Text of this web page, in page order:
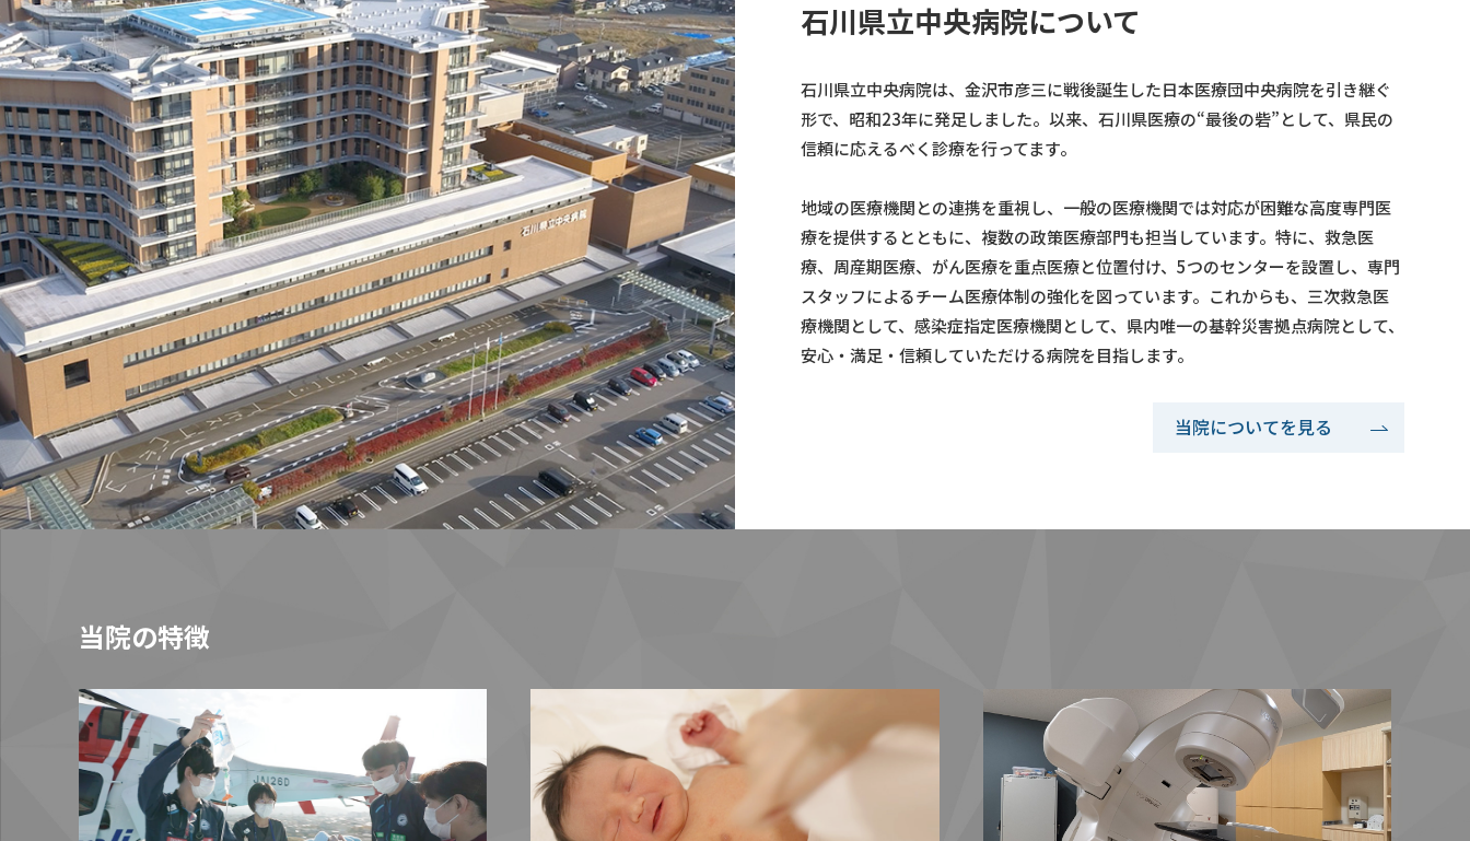
⽯川県⽴中央病院について
⽯川県⽴中央病院は、⾦沢市彦三に戦後誕⽣した⽇本医療団中央病院を引き継ぐ
形で、昭和23年に発⾜しました。以来、⽯川県医療の“最後の砦”として、県⺠の
信頼に応えるべく診療を⾏ってます。
地域の医療機関との連携を重視し、⼀般の医療機関では対応が困難な⾼度専⾨医
療を提供するとともに、複数の政策医療部門も担当しています。特に、救急医
療、周産期医療、がん医療を重点医療と位置付け、5つのセンターを設置し、専⾨
スタッフによるチーム医療体制の強化を図っています。これからも、三次救急医
療機関として、感染症指定医療機関として、県内唯⼀の基幹災害拠点病院として、
安心・満足・信頼していただける病院を目指します。
当院についてを⾒る
当院の特徴